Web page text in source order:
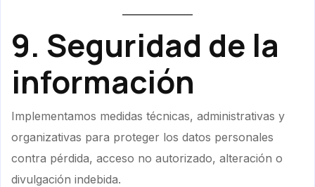
9. Seguridad de la
información
Implementamos medidas técnicas, administrativas y
organizativas para proteger los datos personales
contra pérdida, acceso no autorizado, alteración o
divulgación indebida.